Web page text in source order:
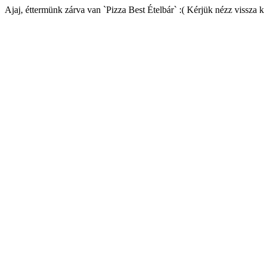
Ajaj, éttermünk zárva van `Pizza Best Ételbár` :( Kérjük nézz vissza